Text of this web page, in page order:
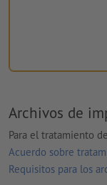
Archivos de
Para el tratamiento
Acuerdo sobre
Requisitos para los